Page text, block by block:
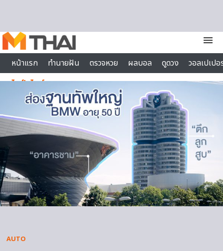
menu
หน้าแรก
ทำนายฝัน ตรวจหวย ผลบอล ดูดวง
วอลเปเป
ไลฟ์สไตล์
AUTO